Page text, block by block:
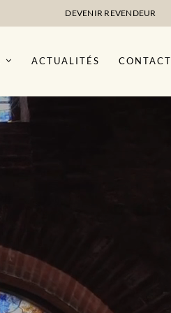
DEVENIR REVENDEUR
ACTUALITÉS CONTACT